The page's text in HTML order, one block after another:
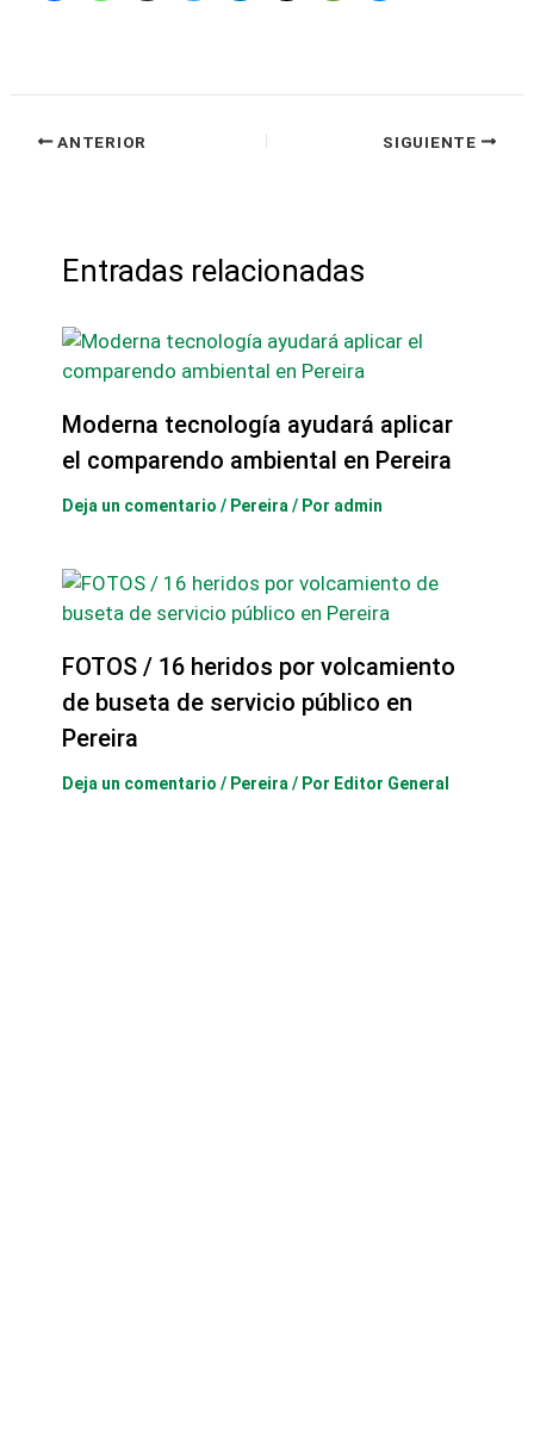
ANTERIOR SIGUIENTE
Entradas relacionadas
Moderna tecnología ayudará aplicar
el comparendo ambiental en Pereira
Deja un comentario / Pereira / Por admin
FOTOS / 16 heridos por volcamiento
de buseta de servicio público en
Pereira
Deja un comentario / Pereira / Por Editor General